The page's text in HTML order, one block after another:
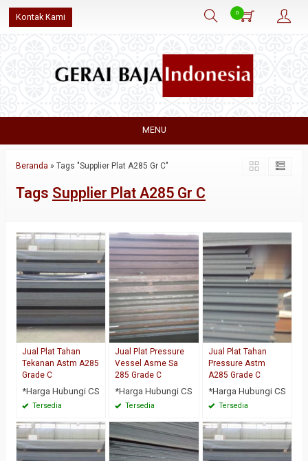
Kontak Kami 0
MENU
Beranda » Tags "Supplier Plat A285 Gr C"
Tags Supplier Plat A285 Gr C
Jual Plat Tahan
Tekanan Astm A285
Grade C
*Harga Hubungi CS
Tersedia
Jual Plat Pressure
Vessel Asme Sa
285 Grade C
*Harga Hubungi CS
Tersedia
Jual Plat Tahan
Pressure Astm
A285 Grade C
*Harga Hubungi CS
Tersedia